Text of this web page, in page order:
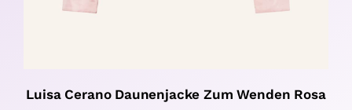
Luisa Cerano Daunenjacke Zum Wenden Rosa